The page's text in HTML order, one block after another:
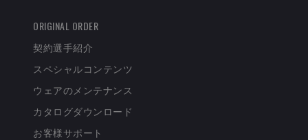
ORIGINAL ORDER
契約選手紹介
スペシャルコンテンツ
ウェアのメンテナンス
カタログダウンロード
お客様サポート